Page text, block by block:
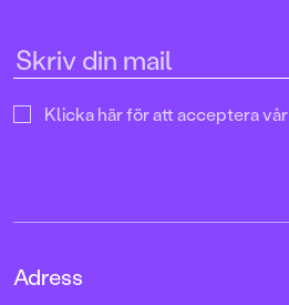
Klicka här för att acceptera vår
Adress